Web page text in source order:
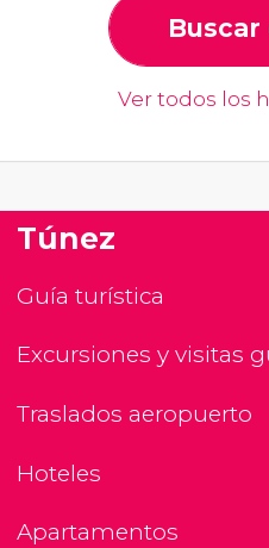
Ver todos los
Túnez
Guía turística
Excursiones y visitas
Traslados aeropuerto
Hoteles
Apartamentos